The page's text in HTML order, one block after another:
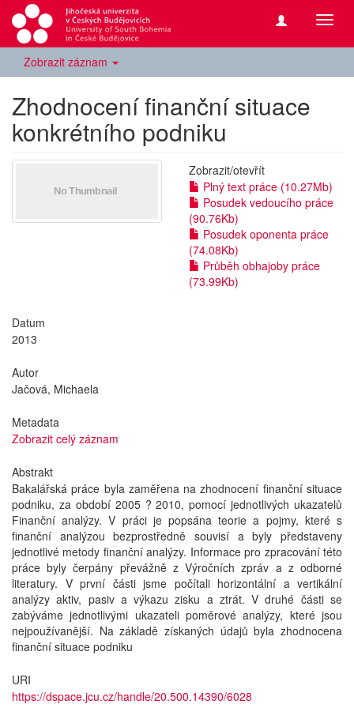
Zobrazit záznam
Zhodnocení finanční situace
konkrétního podniku
Zobrazit/otevřít
Plný text práce (10.27Mb)
Posudek vedoucího práce
(90.76Kb)
Posudek oponenta práce
(74.08Kb)
Průběh obhajoby práce
(73.99Kb)
Datum
2013
Autor
Jačová, Michaela
Metadata
Zobrazit celý záznam
Abstrakt
Bakalářská práce byla zaměřena na zhodnocení finanční situace
podniku, za období 2005 ? 2010, pomocí jednotlivých ukazatelů
Finanční analýzy. V práci je popsána teorie a pojmy, které s
finanční analýzou bezprostředně souvisí a byly představeny
jednotlivé metody finanční analýzy. Informace pro zpracování této
práce byly čerpány převážně z Výročních zpráv a z odborné
literatury. V první části jsme počítali horizontální a vertikální
analýzy aktiv, pasiv a výkazu zisku a ztrát. V druhé části se
zabýváme jednotlivými ukazateli poměrové analýzy, které jsou
nejpoužívanější. Na základě získaných údajů byla zhodnocena
finanční situace podniku
URI
https://dspace.jcu.cz/handle/20.500.14390/6028